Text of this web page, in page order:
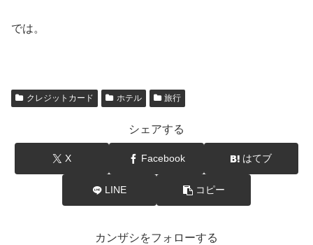
では。
クレジットカード ホテル 旅行
シェアする
X Facebook はてブ
LINE コピー
カンザシをフォローする